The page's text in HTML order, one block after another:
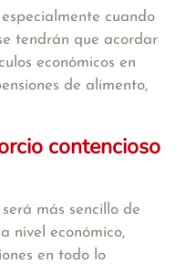
cuando
tendrán que acordar
económicos en
de alimento,
contencioso
más sencillo de
nivel económico,
en todo lo